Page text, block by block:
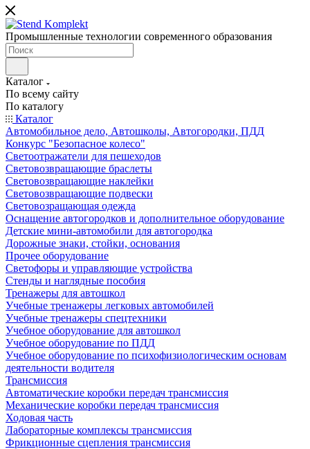
Промышленные технологии современного образования
Каталог
По всему сайту
По каталогу
Каталог
Автомобильное дело, Автошколы, Автогородки, ПДД
Конкурс "Безопасное колесо"
Светоотражатели для пешеходов
Световозвращающие браслеты
Световозвращающие наклейки
Световозвращающие подвески
Световозращающая одежда
Оснащение автогородков и дополнительное оборудование
Детские мини-автомобили для автогородка
Дорожные знаки, стойки, основания
Прочее оборудование
Светофоры и управляющие устройства
Стенды и наглядные пособия
Тренажеры для автошкол
Учебные тренажеры легковых автомобилей
Учебные тренажеры спецтехники
Учебное оборудование для автошкол
Учебное оборудование по ПДД
Учебное оборудование по психофизиологическим основам
деятельности водителя
Трансмиссия
Автоматические коробки передач трансмиссия
Механические коробки передач трансмиссия
Ходовая часть
Лабораторные комплексы трансмиссия
Фрикционные сцепления трансмиссия